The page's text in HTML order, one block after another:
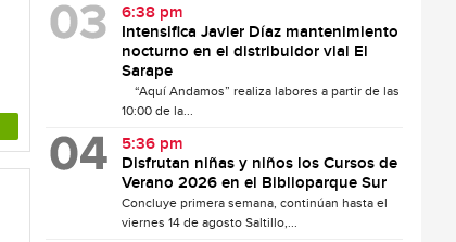
6:38 pm
Intensifica Javier Díaz mantenimiento
nocturno en el distribuidor vial El
Sarape
“Aquí Andamos” realiza labores a partir de las
10:00 de la...
5:36 pm
Disfrutan niñas y niños los Cursos de
Verano 2026 en el Biblioparque Sur
Concluye primera semana, continúan hasta el
viernes 14 de agosto Saltillo,...